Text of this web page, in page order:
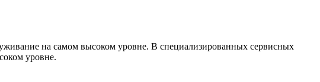
на самом высоком уровне. В специализированных сервисных
уровне.